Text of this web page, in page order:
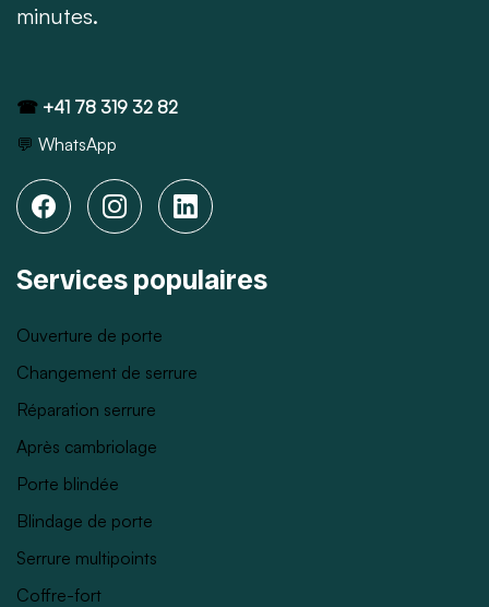
minutes.
☎ +41 78 319 32 82
💬 WhatsApp
Services populaires
Ouverture de porte
Changement de serrure
Réparation serrure
Après cambriolage
Porte blindée
Blindage de porte
Serrure multipoints
Coffre-fort